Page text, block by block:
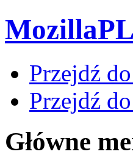
Przejdź
Przejdź
Główne